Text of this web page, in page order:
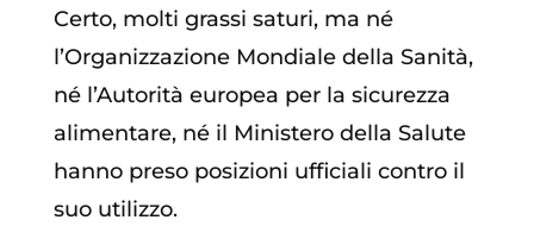
Certo, molti grassi saturi, ma né
l’Organizzazione Mondiale della Sanità,
né l’Autorità europea per la sicurezza
alimentare, né il Ministero della Salute
hanno preso posizioni ufficiali contro il
suo utilizzo.